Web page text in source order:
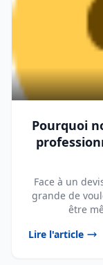
Pourquoi
Face à un
grande de
être
Lire l'article